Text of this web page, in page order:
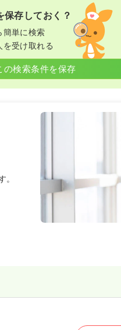
保存しておく？
簡単に検索
を受け取れる
の検索条件を保存
。